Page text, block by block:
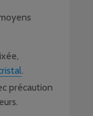
précaution